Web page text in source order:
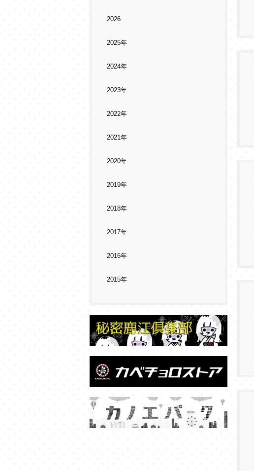
2026
2025年
2024年
2023年
2022年
2021年
2020年
2019年
2018年
2017年
2016年
2015年